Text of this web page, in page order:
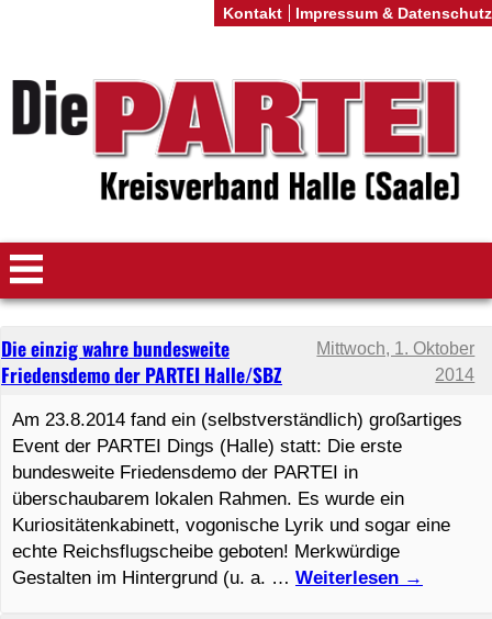
Die einzig wahre bundesweite
Friedensdemo der PARTEI Halle/SBZ
Mittwoch, 1. Oktober
2014
Am 23.8.2014 fand ein (selbstverständlich) großartiges
Event der PARTEI Dings (Halle) statt: Die erste
bundesweite Friedensdemo der PARTEI in
überschaubarem lokalen Rahmen. Es wurde ein
Kuriositätenkabinett, vogonische Lyrik und sogar eine
echte Reichsflugscheibe geboten! Merkwürdige
Gestalten im Hintergrund (u. a. … Weiterlesen →
Kontakt Impressum & Datenschutz